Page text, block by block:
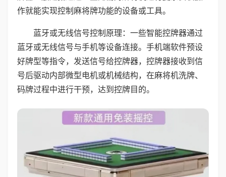
作就能实现控制麻将牌功能的设备或工具。
蓝牙或无线信号控制原理：一些智能控牌器通过
蓝牙或无线信号与手机等设备连接。手机端软件预设
好牌型等指令，发送信号给控牌器，控牌器接收到信
号后驱动内部微型电机或机械结构，在麻将机洗牌、
码牌过程中进行干预，达到控牌目的。